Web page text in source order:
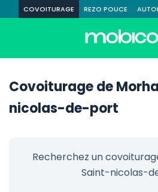
COVOITURAGE REZO POUCE
Covoiturage de
nicolas-de-port
Recherchez un
Saint-nicolas-